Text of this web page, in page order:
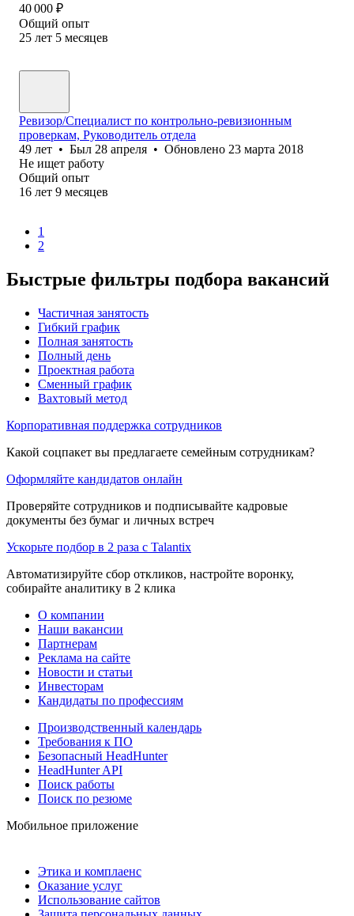
40 000 ₽
Общий опыт
25 лет 5 месяцев
Ревизор/Специалист по контрольно-ревизионным
проверкам, Руководитель отдела
49 лет • Был 28 апреля • Обновлено 23 марта 2018
Не ищет работу
Общий опыт
16 лет 9 месяцев
1
2
Быстрые фильтры подбора вакансий
Частичная занятость
Гибкий график
Полная занятость
Полный день
Проектная работа
Сменный график
Вахтовый метод
Корпоративная поддержка сотрудников
Какой соцпакет вы предлагаете семейным сотрудникам?
Оформляйте кандидатов онлайн
Проверяйте сотрудников и подписывайте кадровые
документы без бумаг и личных встреч
Ускорьте подбор в 2 раза с Talantix
Автоматизируйте сбор откликов, настройте воронку,
собирайте аналитику в 2 клика
О компании
Наши вакансии
Партнерам
Реклама на сайте
Новости и статьи
Инвесторам
Кандидаты по профессиям
Производственный календарь
Требования к ПО
Безопасный HeadHunter
HeadHunter API
Поиск работы
Поиск по резюме
Мобильное приложение
Этика и комплаенс
Оказание услуг
Использование сайтов